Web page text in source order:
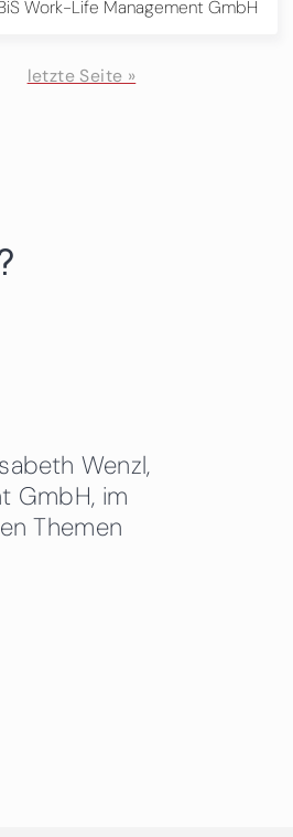
Work-Life Management GmbH
letzte Seite »
Wenzl,
GmbH, im
Themen